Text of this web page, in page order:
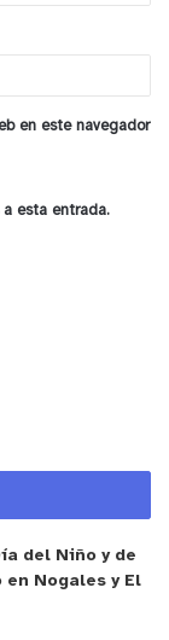
cobran de
Familiar o
si cumplen
beneficios
pago en
reciban
Familiar, o
y
o Chile
hasta
en este navegador
a esta entrada.
del Niño y de
Nogales y El